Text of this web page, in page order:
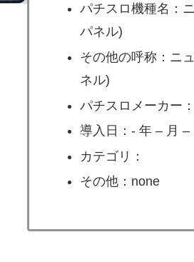
パチスロ機種名：
パネル)
その他の呼称：ニ
ネル)
パチスロメーカー
導入日：- 年 – 月 –
カテゴリ：
その他：none